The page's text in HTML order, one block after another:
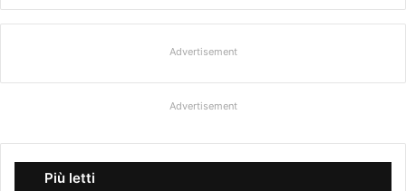
Advertisement
Advertisement
Più letti